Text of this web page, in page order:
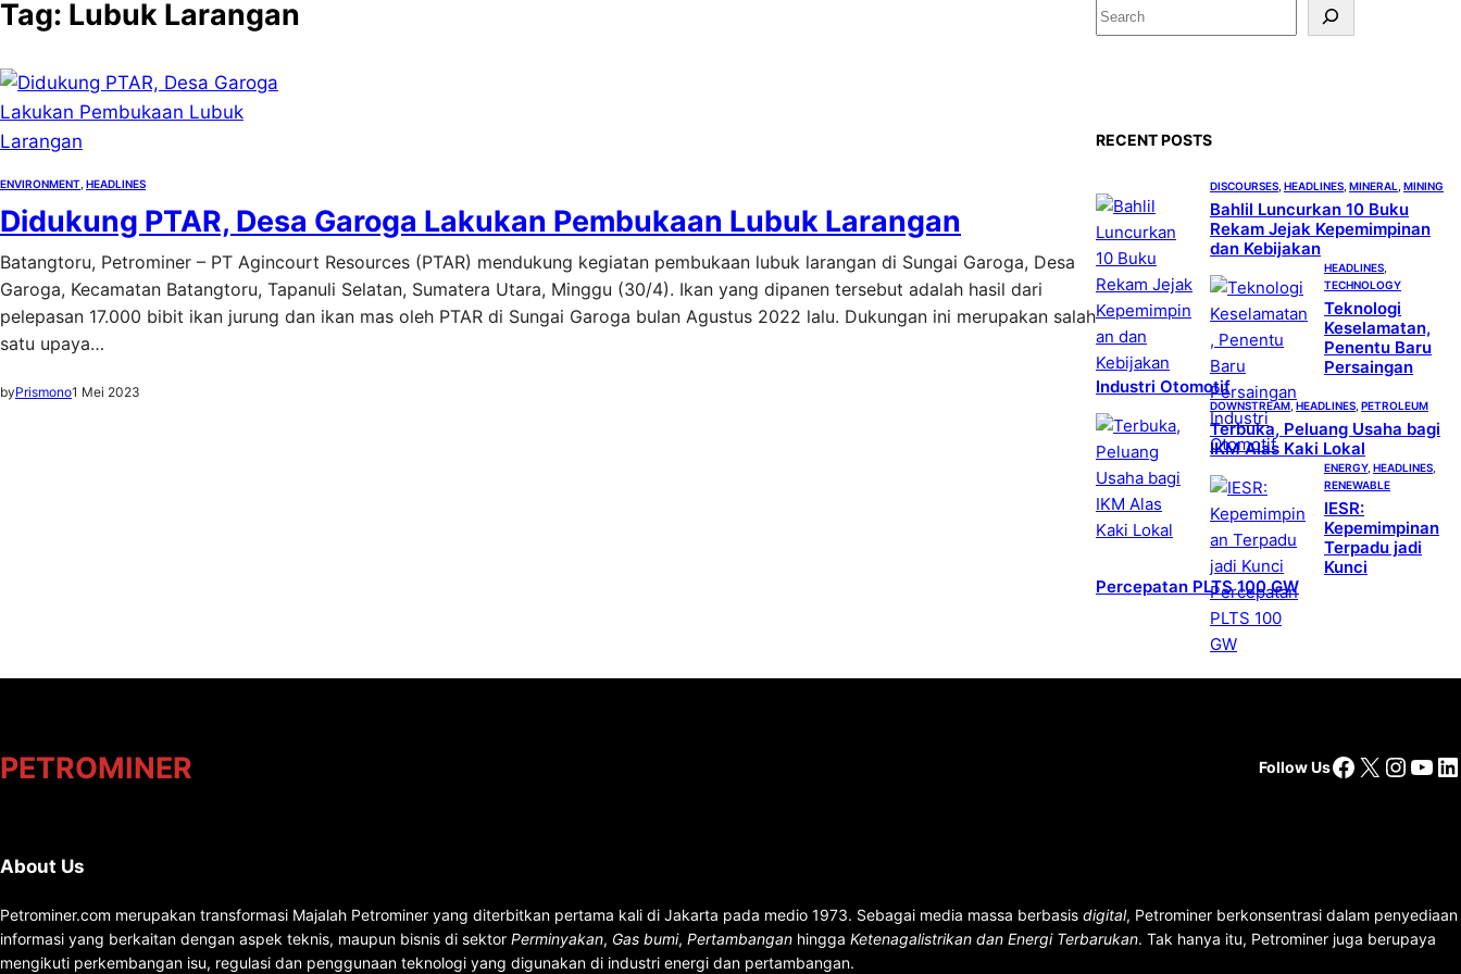
Tag: Lubuk Larangan
ENVIRONMENT HEADLINES
Didukung PTAR, Desa Garoga Lakukan Pembukaan Lubuk Larangan
Batangtoru, Petrominer – PT Agincourt Resources (PTAR) mendukung kegiatan pembukaan lubuk larangan di Sungai Garoga, Desa
Garoga, Kecamatan Batangtoru, Tapanuli Selatan, Sumatera Utara, Minggu (30/4). Ikan yang dipanen tersebut adalah hasil dari
pelepasan 17.000 bibit ikan jurung dan ikan mas oleh PTAR di Sungai Garoga bulan Agustus 2022 lalu. Dukungan ini merupakan salah
satu upaya…
byPrismono1 Mei 2023
S
e
RECENT POSTS
DISCOURSES HEADLINES MINERAL MINING
Bahlil Luncurkan 10 Buku
Rekam Jejak Kepemimpinan
dan Kebijakan
HEADLINES
TECHNOLOGY
Teknologi
Keselamatan,
Penentu Baru
Persaingan
Industri Otomotif
DOWNSTREAM HEADLINES PETROLEUM
Terbuka, Peluang Usaha bagi
IKM Alas Kaki Lokal
ENERGY, HEADLINES
RENEWABLE
IESR:
Kepemimpinan
Terpadu jadi
Kunci
Percepatan PLTS 100 GW
PETROMINER Follow UsFacebook
X
About Us
Petrominer.com merupakan transformasi Majalah Petrominer yang diterbitkan pertama kali di Jakarta pada medio 1973. Sebagai media massa berbasis digital, Petrominer berkonsentrasi dalam penyediaan
informasi yang berkaitan dengan aspek teknis, maupun bisnis di sektor Perminyakan, Gas bumi, Pertambangan hingga Ketenagalistrikan dan Energi Terbarukan. Tak hanya itu, Petrominer juga berupaya
mengikuti perkembangan isu, regulasi dan penggunaan teknologi yang digunakan di industri energi dan pertambangan.